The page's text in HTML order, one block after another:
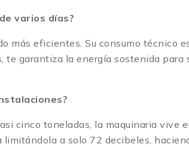
varios días?
más eficientes. Su consumo técnico
garantiza la energía sostenida para
cinco toneladas, la maquinaria vive
a solo 72 decibeles,